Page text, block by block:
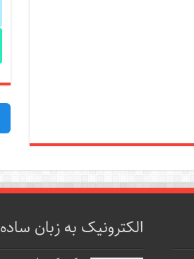
الکترونیک به زبان ساده